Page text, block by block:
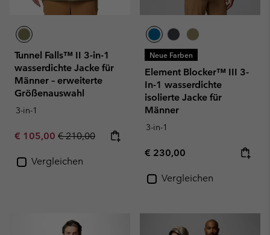
Tunnel Falls™ II 3-in-1
wasserdichte Jacke für
Männer – erweiterte
Größenauswahl
3-in-1
Sale price:
€ 105,00 Regular price:
€ 210,00
Vergleichen
Neue Farben
Element Blocker™ III 3-
In-1 wasserdichte
isolierte Jacke für
Männer
3-in-1
Regular price:
€ 230,00
Vergleichen